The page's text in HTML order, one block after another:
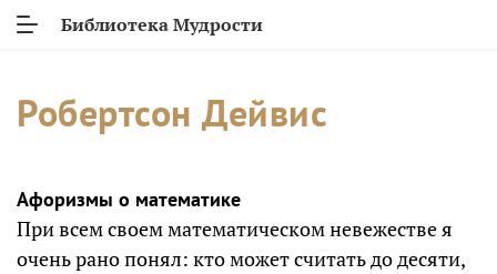
Библиотека Мудрости
Робертсон Дейвис
Афоризмы о математике
При всем своем математическом невежестве я
очень рано понял: кто может считать до десяти,